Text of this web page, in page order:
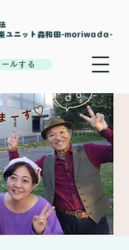
楽ユニット森和田-moriwada-
ルする